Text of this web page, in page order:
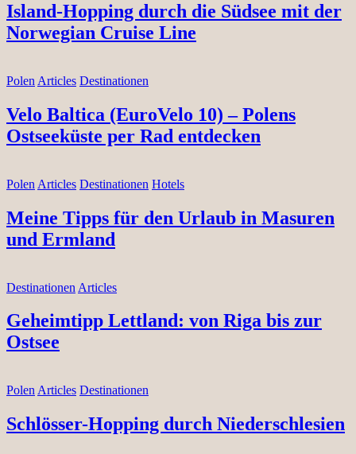
Island-Hopping durch die Südsee mit der
Norwegian Cruise Line
Polen Articles Destinationen
Velo Baltica (EuroVelo 10) – Polens
Ostseeküste per Rad entdecken
Polen Articles Destinationen Hotels
Meine Tipps für den Urlaub in Masuren
und Ermland
Destinationen Articles
Geheimtipp Lettland: von Riga bis zur
Ostsee
Polen Articles Destinationen
Schlösser-Hopping durch Niederschlesien